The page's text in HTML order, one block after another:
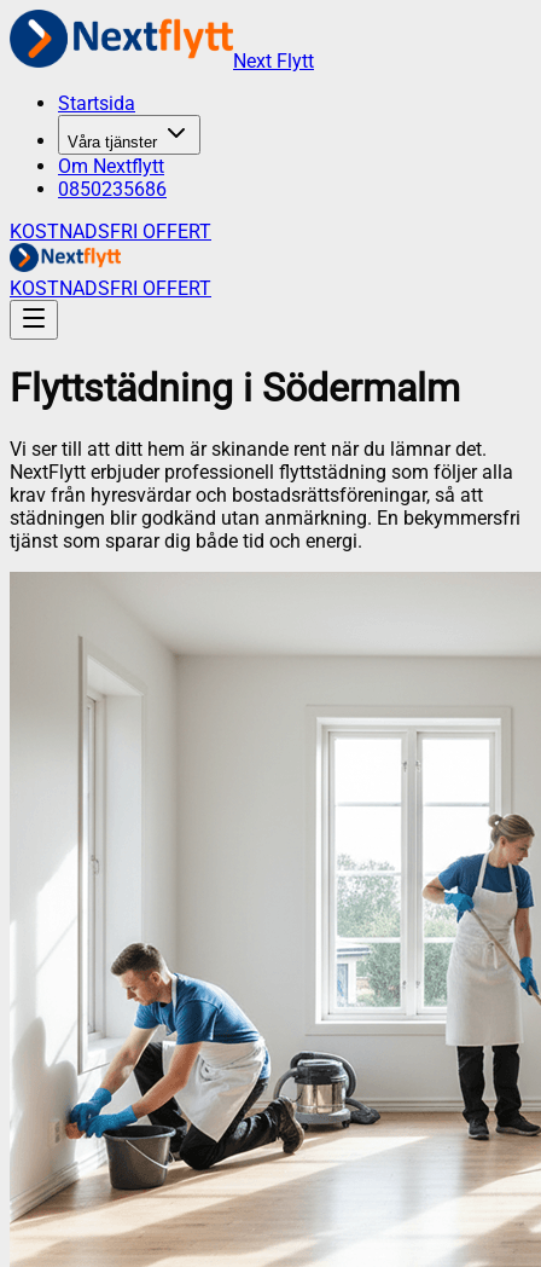
Next Flytt
Startsida
Våra tjänster
Om Nextflytt
0850235686
KOSTNADSFRI OFFERT
KOSTNADSFRI OFFERT
Flyttstädning i Södermalm
Vi ser till att ditt hem är skinande rent när du lämnar det.
NextFlytt erbjuder professionell flyttstädning som följer alla
krav från hyresvärdar och bostadsrättsföreningar, så att
städningen blir godkänd utan anmärkning. En bekymmersfri
tjänst som sparar dig både tid och energi.